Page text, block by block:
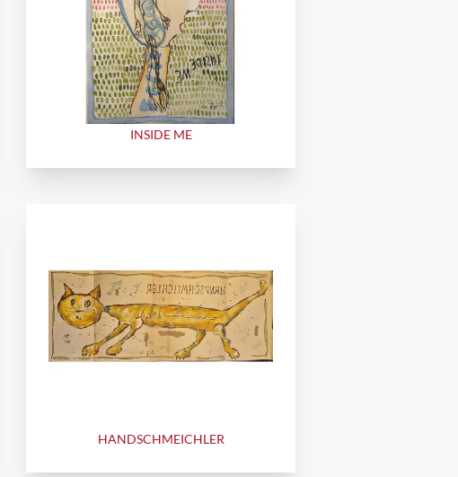
INSIDE ME
HANDSCHMEICHLER